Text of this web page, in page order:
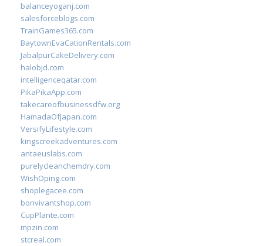
balanceyoganj.com
salesforceblogs.com
TrainGames365.com
BaytownEvaCationRentals.com
JabalpurCakeDelivery.com
halobjd.com
intelligenceqatar.com
PikaPikaApp.com
takecareofbusinessdfw.org
HamadaOfJapan.com
VersifyLifestyle.com
kingscreekadventures.com
antaeuslabs.com
purelycleanchemdry.com
WishOping.com
shoplegacee.com
bonvivantshop.com
CupPlante.com
mpzin.com
stcreal.com